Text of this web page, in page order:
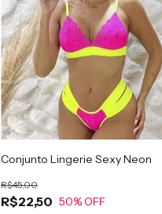
Conjunto Lingerie Sexy Neon
R$22,50
R$45,00
50% OFF